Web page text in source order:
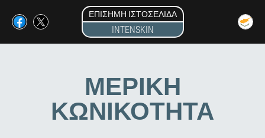
ΕΠΊΣΗΜΗ ΙΣΤΟΣΕΛΊΔΑ
INTENSKIN
ΜΕΡΙΚΉ
ΚΩΝΙΚΌΤΗΤΑ